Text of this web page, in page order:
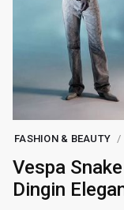
FASHION & BEAUTY
Vespa
Dingin